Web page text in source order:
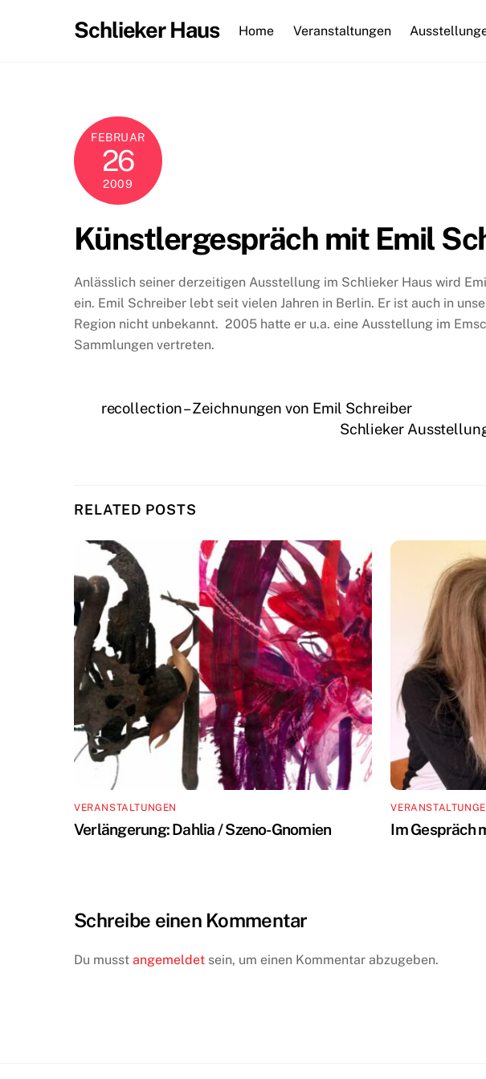
Schlieker Haus Home Veranstaltungen
FEBRUAR
26
2009
Künstlergespräch mit Emil
Anlässlich seiner derzeitigen Ausstellung im Schlieker Haus wird
ein. Emil Schreiber lebt seit vielen Jahren in Berlin. Er ist auch in
Region nicht unbekannt. 2005 hatte er u.a. eine Ausstellung im
Sammlungen vertreten.
recollection – Zeichnungen von Emil Schreiber
Schlieker
RELATED POSTS
VERANSTALTUNGEN
Verlängerung: Dahlia / Szeno-Gnomien Im Gespräch
Schreibe einen Kommentar
Du musst angemeldet sein, um einen Kommentar abzugeben.